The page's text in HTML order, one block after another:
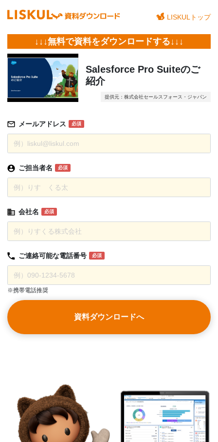
LISKULトップ
↓↓↓無料で資料をダウンロードする↓↓↓
Salesforce Pro Suiteのご
紹介
提供元：株式会社セールスフォース・ジャパン
メールアドレス 必須
ご担当者名 必須
会社名 必須
ご連絡可能な電話番号 必須
※携帯電話推奨
資料ダウンロードへ